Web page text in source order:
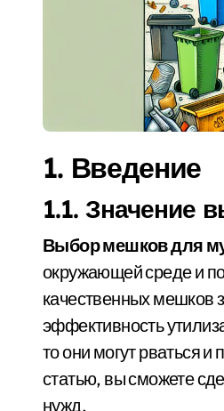
1. Введение
1.1. Значение
Выбор мешков для
окружающей среде и
качественных мешков
эффективность
то они могут рваться
статью, вы сможете
нужд.